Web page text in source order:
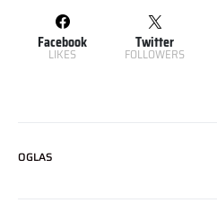
Facebook
LIKES
Twitter
FOLLOWERS
OGLAS